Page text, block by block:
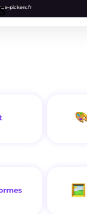
pickers.fr